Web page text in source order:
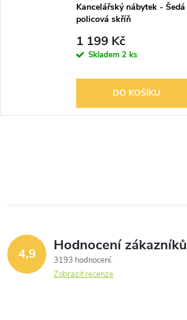
Kancelářský nábytek - Šedá
policová skříň
1 199 Kč
Skladem 2 ks
DO KOŠÍKU
4,9 Hodnocení zákazníků
3193 hodnocení
Zobrazit recenze